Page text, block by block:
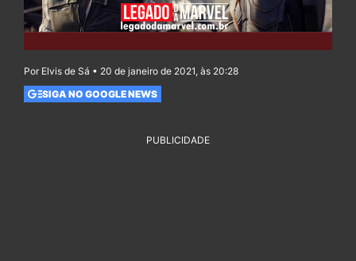
Por Elvis de Sá • 20 de janeiro de 2021, às 20:28
SIGA NO GOOGLE NEWS
PUBLICIDADE